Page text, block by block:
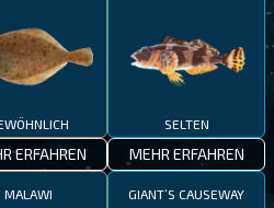
ERFAHREN
SELTEN
MEHR ERFAHREN
MALAWI GIANT’S CAUSEWAY